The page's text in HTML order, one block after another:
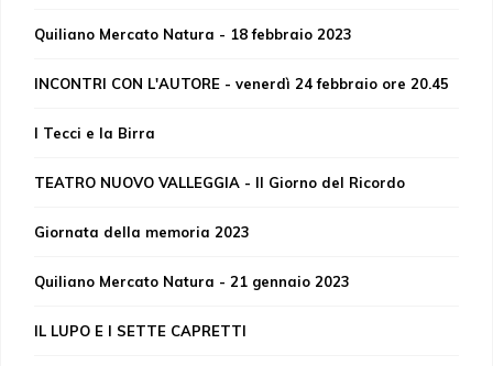
Quiliano Mercato Natura - 18 febbraio 2023
INCONTRI CON L'AUTORE - venerdì 24 febbraio ore 20.45
I Tecci e la Birra
TEATRO NUOVO VALLEGGIA - Il Giorno del Ricordo
Giornata della memoria 2023
Quiliano Mercato Natura - 21 gennaio 2023
IL LUPO E I SETTE CAPRETTI